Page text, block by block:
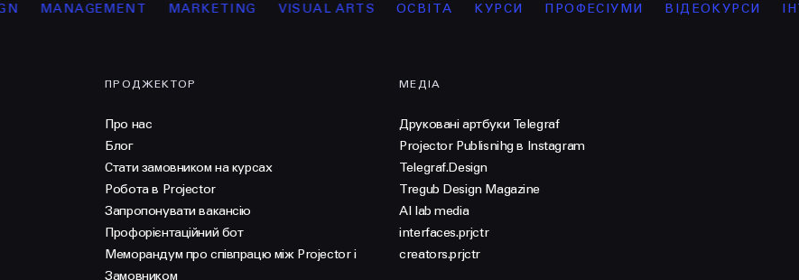
MANAGEMENT MARKETING VISUAL ARTS ОСВІТА КУРСИ ПРОФЕСІУМИ ВІДЕОКУРСИ
ПРОДЖЕКТОР
Про нас
Блог
Стати замовником на курсах
Робота в Projector
Запропонувати вакансію
Профорієнтаційний бот
Меморандум про співпрацю між Projector і
Замовником
МЕДІА
Друковані артбуки Telegraf
Projector Publisnihg в Instagram
Telegraf.Design
Tregub Design Magazine
AI lab media
interfaces.prjctr
creators.prjctr